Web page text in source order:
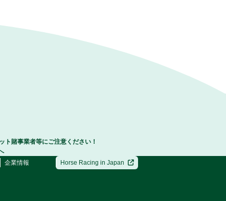
ト賭事業者等にご注意ください！
企業情報 Horse Racing in Japan